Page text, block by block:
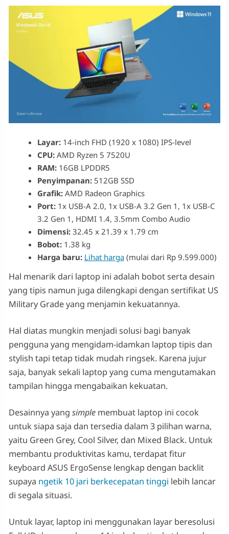
Layar: 14-inch FHD (1920 x 1080) IPS-level
CPU: AMD Ryzen 5 7520U
RAM: 16GB LPDDR5
Penyimpanan: 512GB SSD
Grafik: AMD Radeon Graphics
Port: 1x USB-A 2.0, 1x USB-A 3.2 Gen 1, 1x USB-C
3.2 Gen 1, HDMI 1.4, 3.5mm Combo Audio
Dimensi: 32.45 x 21.39 x 1.79 cm
Bobot: 1.38 kg
Harga baru: Lihat harga(mulai dari Rp 9.599.000)
Hal menarik dari laptop ini adalah bobot serta desain
yang tipis namun juga dilengkapi dengan sertifikat US
Military Grade yang menjamin kekuatannya.
Hal diatas mungkin menjadi solusi bagi banyak
pengguna yang mengidam-idamkan laptop tipis dan
stylish tapi tetap tidak mudah ringsek. Karena jujur
saja, banyak sekali laptop yang cuma mengutamakan
tampilan hingga mengabaikan kekuatan.
Desainnya yang simple membuat laptop ini cocok
untuk siapa saja dan tersedia dalam 3 pilihan warna,
yaitu Green Grey, Cool Silver, dan Mixed Black. Untuk
membantu produktivitas kamu, terdapat fitur
keyboard ASUS ErgoSense lengkap dengan backlit
supaya ngetik 10 jari berkecepatan tinggi lebih lancar
di segala situasi.
Untuk layar, laptop ini menggunakan layar beresolusi